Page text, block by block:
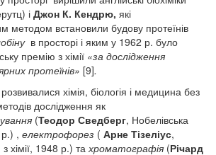
і Джон К. Кендрю, які
методом встановили будову протеїнів
в просторі і яким у 1962 р. було
премію з хімії «за дослідження
протеїнів» [9].
хімія, біологія і медицина без
дослідження як
(Теодор Сведберг, Нобелівська
, електрофорез ( Арне Тізеліус,
хімії, 1948 р.) та хроматографія (Річард